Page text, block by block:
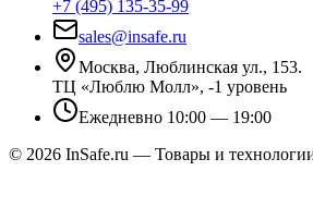
+7 (495) 135-35-99
sales@insafe.ru
Москва, Люблинская ул., 153.
ТЦ «Люблю Молл», -1 уровень
Ежедневно 10:00 — 19:00
© 2026 InSafe.ru — Товары и